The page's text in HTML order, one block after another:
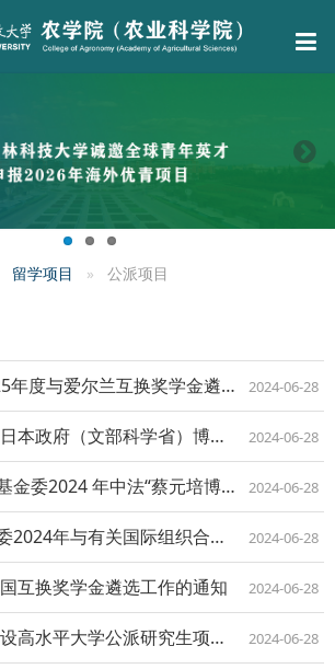
留学项目 公派项目
关于启动2024/2025年度与爱尔兰互换奖学金遴选工作的通知
2024-06-28
关于启动2025年度日本政府（文部科学省）博士生奖学金遴选工作的通知 2024-06-28
关于申报国家留学基金委2024 年中法“蔡元培博士交流项目”的通知 2024-06-28
关于国家留学基金委2024年与有关国际组织合作项目实习生选派工作的通知 2024-06-28
互换奖学金遴选工作的通知 2024-06-28
关于2024年国家建设高水平大学公派研究生项目选派工作的通知 2024-06-28